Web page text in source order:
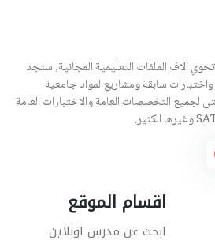
الاف الملفات التعليمية المجانية, ستجد
سابقة ومشاريع لمواد جامعية
لجميع التخصصات العامة والاختبارات العامة
اقسام الموقع
ابحث عن مدرس اونلاين